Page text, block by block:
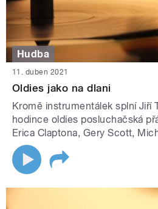
Hudba
11. duben 2021
Oldies jako na dlani
Kromě instrumentálek splní Jiří
hodince oldies posluchačská
Erica Claptona, Gery Scott,